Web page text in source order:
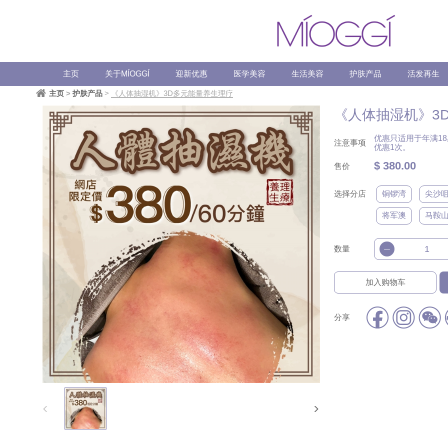
主页 关于MÍOGGÍ 迎新优惠 医学美容 生活美容 护肤产品 活发再生
主页 > 护肤产品 > 《人体抽湿机》3D多元能量养生理疗
《人体抽湿机》
注意事项
优惠只适用于年满
优惠1次。
售价 $ 380.00
选择分店 铜锣湾 尖沙
将军澳 马鞍
数量
加入购物车
分享